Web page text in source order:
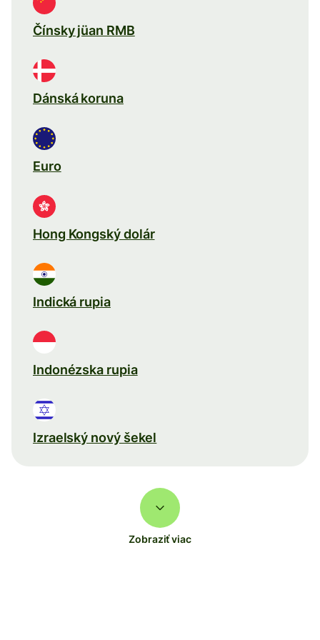
Čínsky jüan RMB
Dánská koruna
Euro
Hong Kongský dolár
Indická rupia
Indonézska rupia
Izraelský nový šekel
Zobraziť viac